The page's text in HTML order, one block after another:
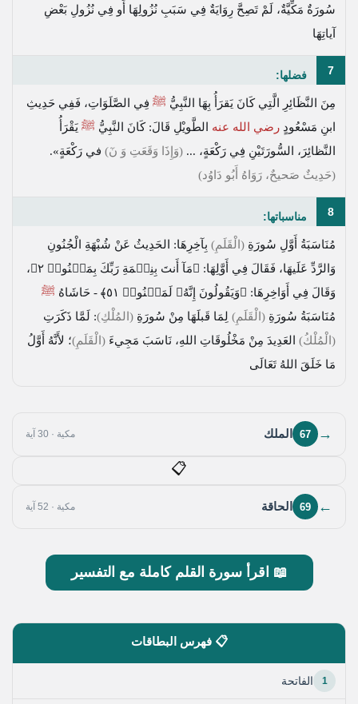
سُورَةٌ مَكِّيَّةٌ، لَمْ تَصِحَّ رِوَايَةٌ فِي سَبَبِ نُزُولِهَا أَو فِي نُزُولِ بَعْضِ
آياتِهَا
7 فضلها:
مِنَ النَّظَائِرِ الَّتِي كَانَ يَقرَأُ بِهَا النَّبِيُّ ﷺ فِي الصَّلَوَاتِ، فَفِي حَدِيثِ
ابنِ مَسْعُودٍ رضي الله عنه الطَّويْلِ قَالَ: كَانَ النَّبِيُّ ﷺ يَقْرَأُ
النَّظائِرَ، السُّورَتَيْنِ فِي رَكْعَةٍ، ... (وَإِذَا وَقَعَتِ وَ نٓ) في رَكْعَةٍ».
(حَدِيثٌ صَحيحٌ، رَوَاهُ أَبُو دَاوُد)
8 مناسباتها:
مُنَاسَبَةُ أَوَّلِ سُورَةِ (الْقَلَمِ) بِآخِرِهَا: الحَدِيثُ عَنْ شُبْهَةِ الْجُنُونِ
وَالرَّدِّ عَلَيهَا، فَقَالَ فِي أَوَّلِهَا: ﴿مَآ أَنتَ بِنِعۡمَةِ رَبِّكَ بِمَجۡنُونٖ ٢﴾
،
وَقَالَ فِي أَوَاخِرِهَا: ﴿وَيَقُولُونَ إِنَّهُۥ لَمَجۡنُونٞ ٥١﴾ - حَاشَاهُ ﷺ
مُنَاسَبَةُ سُورَةِ (الْقَلَمِ) لِمَا قَبلَهَا مِنْ سُورَةِ (المُلْكِ): لَمَّا ذَكَرَتِ
(الْمُلْكُ) العَدِيدَ مِنْ مَخْلُوقَاتِ اللهِ، نَاسَبَ مَجِيءَ (الْقَلَمِ)؛ لأَنَّهُ أَوَّلُ
مَا خَلَقَ اللهُ تَعَالَى
→
67 الملك مكية · 30 آية
📋
←
69 الحاقة مكية · 52 آية
📖 اقرأ سورة القلم كاملة مع التفسير
📋 فهرس البطاقات
1 الفاتحة